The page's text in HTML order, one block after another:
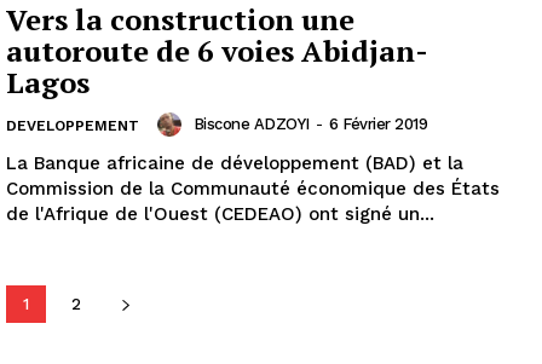
Vers la construction une
autoroute de 6 voies Abidjan-
Lagos
DEVELOPPEMENT Biscone ADZOYI - 6 Février 2019
La Banque africaine de développement (BAD) et la
Commission de la Communauté économique des États
de l'Afrique de l'Ouest (CEDEAO) ont signé un...
1 2